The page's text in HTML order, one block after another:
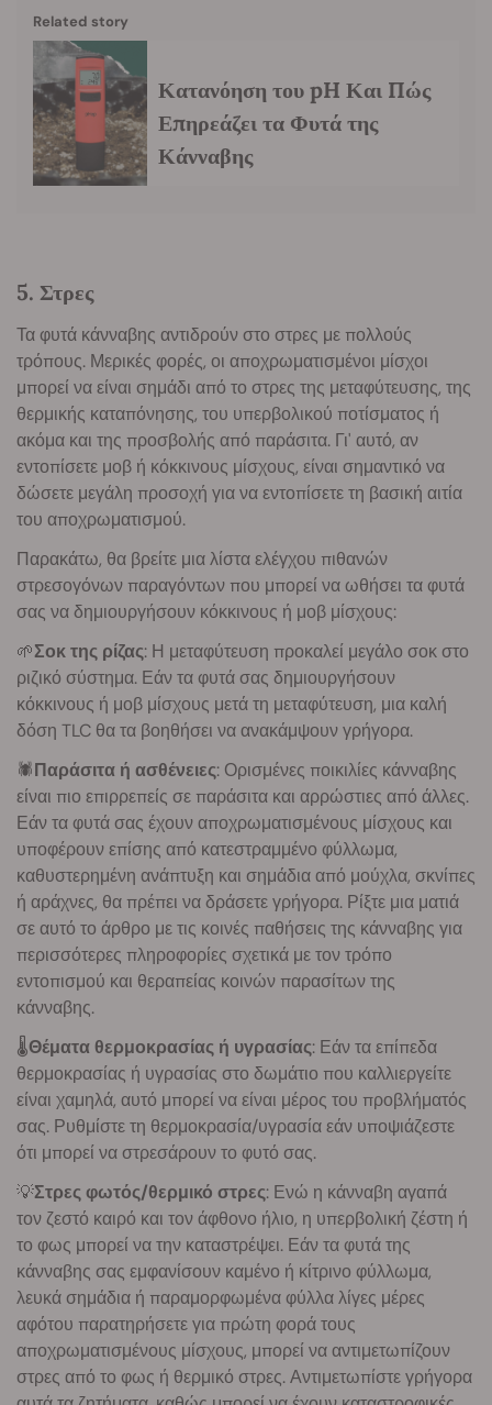
Related story
Κατανόηση του pH Και Πώς
Επηρεάζει τα Φυτά της
Κάνναβης
5. Στρες
Τα φυτά κάνναβης αντιδρούν στο στρες με πολλούς
τρόπους. Μερικές φορές, οι αποχρωματισμένοι μίσχοι
μπορεί να είναι σημάδι από το στρες της μεταφύτευσης, της
θερμικής καταπόνησης, του υπερβολικού ποτίσματος ή
ακόμα και της προσβολής από παράσιτα. Γι' αυτό, αν
εντοπίσετε μοβ ή κόκκινους μίσχους, είναι σημαντικό να
δώσετε μεγάλη προσοχή για να εντοπίσετε τη βασική αιτία
του αποχρωματισμού.
Παρακάτω, θα βρείτε μια λίστα ελέγχου πιθανών
στρεσογόνων παραγόντων που μπορεί να ωθήσει τα φυτά
σας να δημιουργήσουν κόκκινους ή μοβ μίσχους:
🌱Σοκ της ρίζας: Η μεταφύτευση προκαλεί μεγάλο σοκ στο
ριζικό σύστημα. Εάν τα φυτά σας δημιουργήσουν
κόκκινους ή μοβ μίσχους μετά τη μεταφύτευση, μια καλή
δόση TLC θα τα βοηθήσει να ανακάμψουν γρήγορα.
🕷Παράσιτα ή ασθένειες: Ορισμένες ποικιλίες κάνναβης
είναι πιο επιρρεπείς σε παράσιτα και αρρώστιες από άλλες.
Εάν τα φυτά σας έχουν αποχρωματισμένους μίσχους και
υποφέρουν επίσης από κατεστραμμένο φύλλωμα,
καθυστερημένη ανάπτυξη και σημάδια από μούχλα, σκνίπες
ή αράχνες, θα πρέπει να δράσετε γρήγορα. Ρίξτε μια ματιά
σε αυτό το άρθρο με τις κοινές παθήσεις της κάνναβης για
περισσότερες πληροφορίες σχετικά με τον τρόπο
εντοπισμού και θεραπείας κοινών παρασίτων της
κάνναβης.
🌡Θέματα θερμοκρασίας ή υγρασίας: Εάν τα επίπεδα
θερμοκρασίας ή υγρασίας στο δωμάτιο που καλλιεργείτε
είναι χαμηλά, αυτό μπορεί να είναι μέρος του προβλήματός
σας. Ρυθμίστε τη θερμοκρασία/υγρασία εάν υποψιάζεστε
ότι μπορεί να στρεσάρουν το φυτό σας.
💡Στρες φωτός/θερμικό στρες: Ενώ η κάνναβη αγαπά
τον ζεστό καιρό και τον άφθονο ήλιο, η υπερβολική ζέστη ή
το φως μπορεί να την καταστρέψει. Εάν τα φυτά της
κάνναβης σας εμφανίσουν καμένο ή κίτρινο φύλλωμα,
λευκά σημάδια ή παραμορφωμένα φύλλα λίγες μέρες
αφότου παρατηρήσετε για πρώτη φορά τους
αποχρωματισμένους μίσχους, μπορεί να αντιμετωπίζουν
στρες από το φως ή θερμικό στρες. Αντιμετωπίστε γρήγορα